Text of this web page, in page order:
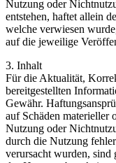
Nutzung oder
entstehen, haftet allein
welche verwiesen
auf die jeweilige
3. Inhalt
Für die Aktualität,
bereitgestellten
Gewähr.
auf Schäden materieller
Nutzung oder
durch die Nutzung
verursacht wurden, sind